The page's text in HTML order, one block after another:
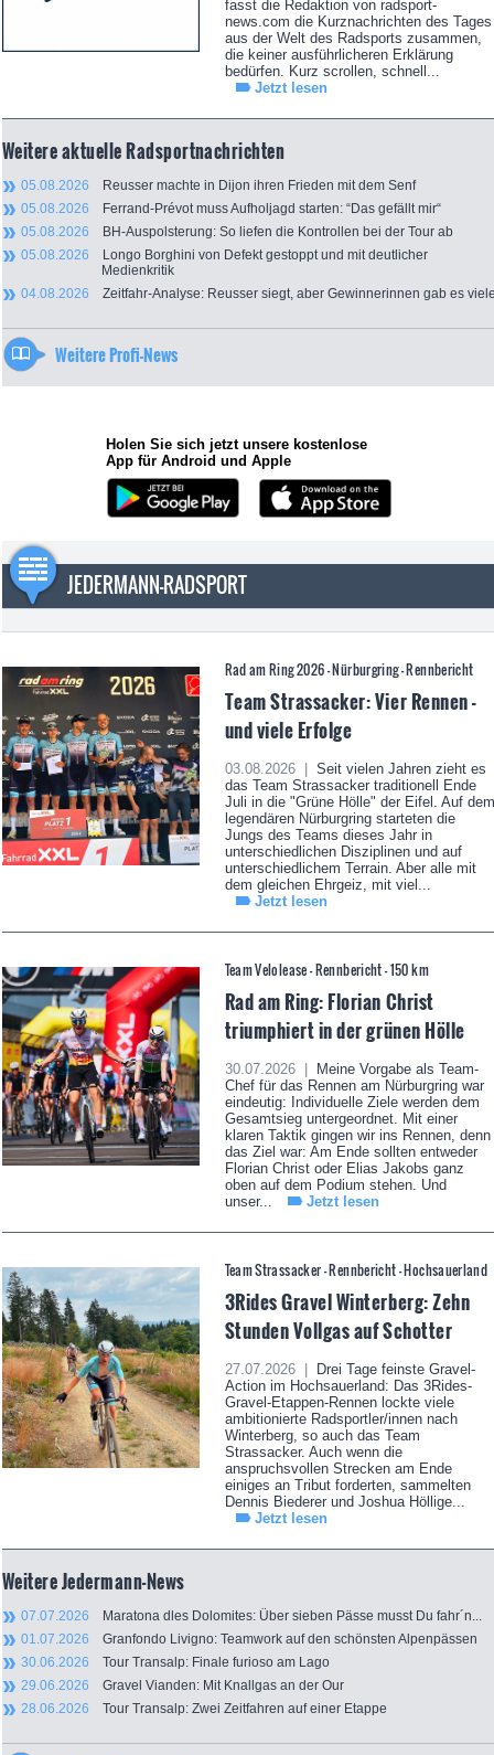
fasst die Redaktion von radsport-
news.com die Kurznachrichten des Tages
aus der Welt des Radsports zusammen,
die keiner ausführlicheren Erklärung
bedürfen. Kurz scrollen, schnell...
Jetzt lesen
Weitere aktuelle Radsportnachrichten
05.08.2026 Reusser machte in Dijon ihren Frieden mit dem Senf
05.08.2026 Ferrand-Prévot muss Aufholjagd starten: “Das gefällt mir“
05.08.2026 BH-Auspolsterung: So liefen die Kontrollen bei der Tour ab
05.08.2026 Longo Borghini von Defekt gestoppt und mit deutlicher
Medienkritik
04.08.2026 Zeitfahr-Analyse: Reusser siegt, aber Gewinnerinnen gab es
Weitere Profi-News
Holen Sie sich jetzt unsere kostenlose
App für Android und Apple
JEDERMANN-RADSPORT
Rad am Ring 2026 - Nürburgring - Rennbericht
Team Strassacker: Vier Rennen -
und viele Erfolge
03.08.2026 |
Seit vielen Jahren zieht es
das Team Strassacker traditionell Ende
Juli in die "Grüne Hölle" der Eifel. Auf dem
legendären Nürburgring starteten die
Jungs des Teams dieses Jahr in
unterschiedlichen Disziplinen und auf
unterschiedlichem Terrain. Aber alle mit
dem gleichen Ehrgeiz, mit viel...
Jetzt lesen
Team Velolease - Rennbericht - 150 km
Rad am Ring: Florian Christ
triumphiert in der grünen Hölle
30.07.2026 |
Meine Vorgabe als Team-
Chef für das Rennen am Nürburgring war
eindeutig: Individuelle Ziele werden dem
Gesamtsieg untergeordnet. Mit einer
klaren Taktik gingen wir ins Rennen, denn
das Ziel war: Am Ende sollten entweder
Florian Christ oder Elias Jakobs ganz
oben auf dem Podium stehen. Und
unser...
Jetzt lesen
Team Strassacker - Rennbericht - Hochsauerland
3Rides Gravel Winterberg: Zehn
Stunden Vollgas auf Schotter
27.07.2026 |
Drei Tage feinste Gravel-
Action im Hochsauerland: Das 3Rides-
Gravel-Etappen-Rennen lockte viele
ambitionierte Radsportler/innen nach
Winterberg, so auch das Team
Strassacker. Auch wenn die
anspruchsvollen Strecken am Ende
einiges an Tribut forderten, sammelten
Dennis Biederer und Joshua Höllige...
Jetzt lesen
Weitere Jedermann-News
07.07.2026 Maratona dles Dolomites: Über sieben Pässe musst Du fahr´n...
01.07.2026 Granfondo Livigno: Teamwork auf den schönsten Alpenpässen
30.06.2026 Tour Transalp: Finale furioso am Lago
29.06.2026 Gravel Vianden: Mit Knallgas an der Our
28.06.2026 Tour Transalp: Zwei Zeitfahren auf einer Etappe